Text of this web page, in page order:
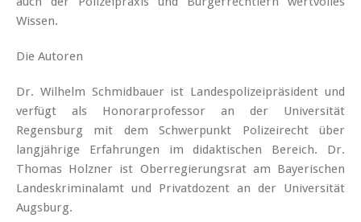
Wissen.
Die Autoren
Dr. Wilhelm Schmidbauer ist Landespolizeipräsident und
verfügt als Honorarprofessor an der Universität
Regensburg mit dem Schwerpunkt Polizeirecht über
langjährige Erfahrungen im didaktischen Bereich. Dr.
Thomas Holzner ist Oberregierungsrat am Bayerischen
Landeskriminalamt und Privatdozent an der Universität
Augsburg.